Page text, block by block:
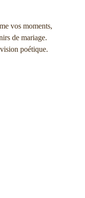
vos moments,
de mariage.
poétique.